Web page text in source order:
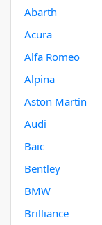
Abarth
Acura
Alfa Romeo
Alpina
Aston Martin
Audi
Baic
Bentley
BMW
Brilliance